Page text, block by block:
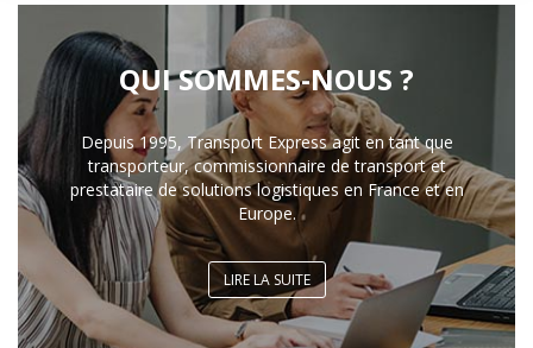
QUI SOMMES-NOUS ?
Depuis 1995, Transport Express agit en tant que
transporteur, commissionnaire de transport et
prestataire de solutions logistiques en France et en
Europe.
LIRE LA SUITE